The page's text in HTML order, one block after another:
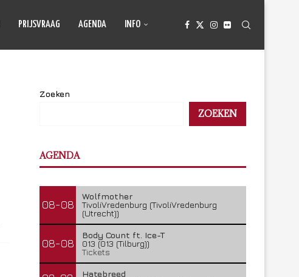
PRIJSVRAAG AGENDA INFO
Zoeken
ZOEKEN
AGENDA
08-08
Wolfmother
TivoliVredenburg (TivoliVredenburg
(Utrecht))
08-08
Body Count ft. Ice-T
013 (013 (Tilburg))
Tickets
Hatebreed